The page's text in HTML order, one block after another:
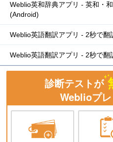
Weblio英和辞典アプリ - 英和・
(Android)
Weblio英語翻訳アプリ - 2秒で
Weblio英語翻訳アプリ - 2秒で翻
診断テストが
Weblioプ